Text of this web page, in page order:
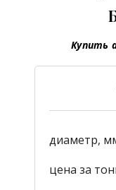
Купить
диаметр,
цена за